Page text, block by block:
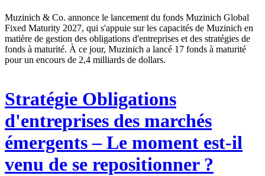
Muzinich & Co. annonce le lancement du fonds Muzinich Global
Fixed Maturity 2027, qui s'appuie sur les capacités de Muzinich en
matière de gestion des obligations d'entreprises et des stratégies de
fonds à maturité. À ce jour, Muzinich a lancé 17 fonds à maturité
pour un encours de 2,4 milliards de dollars.
Stratégie Obligations
d'entreprises des marchés
émergents – Le moment est-il
venu de se repositionner ?